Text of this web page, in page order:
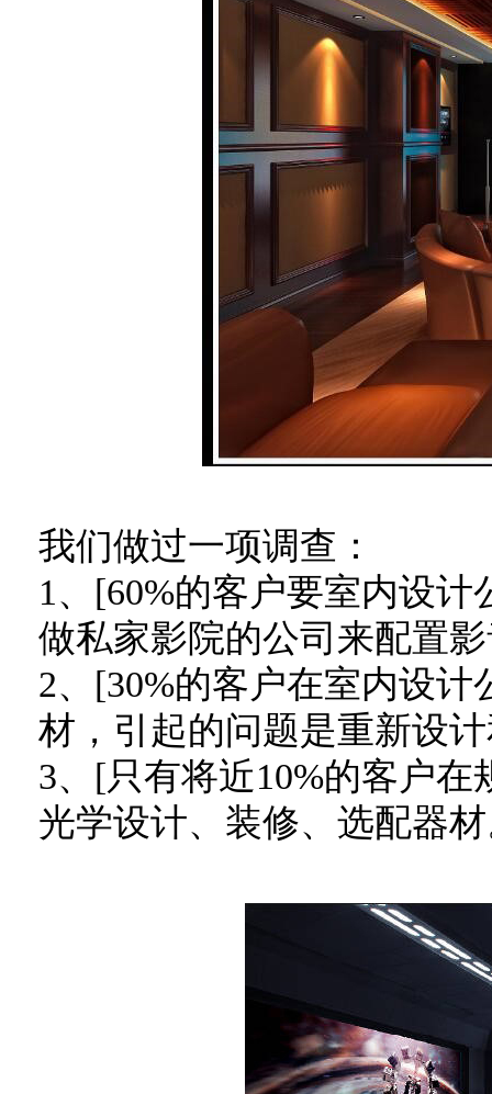
我们做过一项调查：
1、[60%的客户要室内设
做私家影院的公司来配置
2、[30%的客户在室内设
材，引起的问题是重新设
3、[只有将近10%的客户
光学设计、装修、选配器